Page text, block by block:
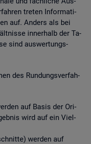
tre­ten In­for­ma­ti­
auf. An­ders als bei
in­ner­halb der Ta­
sind aus­wer­tungs­
des Run­dungs­ver­fah­
auf Basis der Ori­
wird auf ein Viel­
wer­den auf